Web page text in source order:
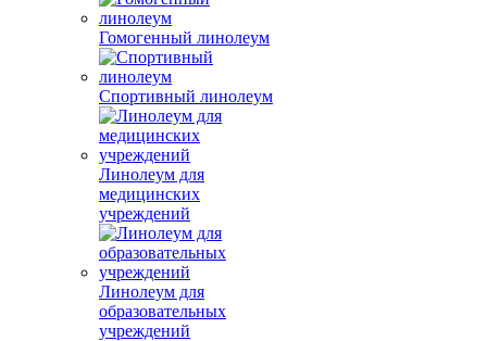
Гомогенный линолеум
Спортивный линолеум
Линолеум для
медицинских
учреждений
Линолеум для
образовательных
учреждений